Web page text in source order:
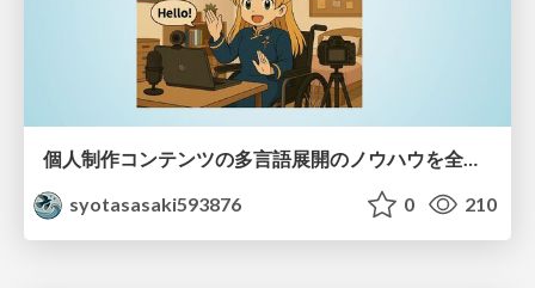
個人制作コンテンツの多言語展開のノウハウを全公開！ 〜世界に自分を発信しよう！〜
syotasasaki593876
0 210